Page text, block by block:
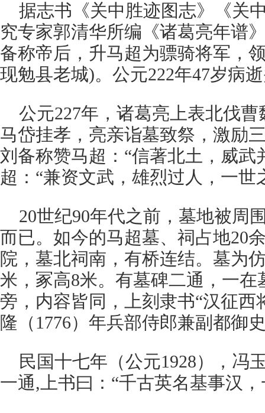
据志书《关中胜迹图志》《关
究专家郭清华所编《诸葛亮年谱
备称帝后，升马超为骠骑将军，
现勉县老城)。公元222年47岁病
公元227年，诸葛亮上表北伐
马岱挂孝，亮亲诣墓致祭，激励
刘备称赞马超：“信著北土，威武
超：“兼资文武，雄烈过人，一世
20世纪90年代之前，墓地被周
而已。如今的马超墓、祠占地20
院，墓北祠南，有桥连结。墓为
米，冢高8米。有墓碑二通，一在
旁，内容皆同，上刻隶书“汉征西
隆（1776）年兵部侍郎兼副都御
民国十七年（公元1928），冯
一通,上书曰：“千古英名基事汉